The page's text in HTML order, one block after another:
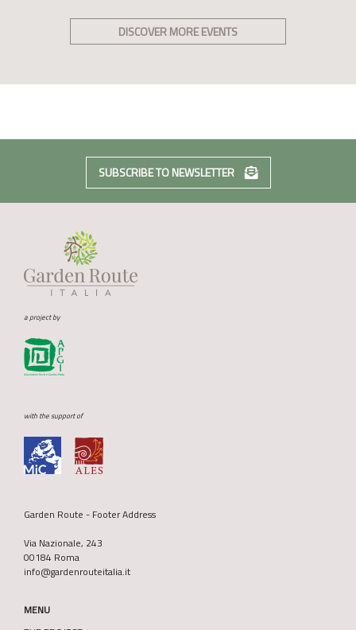
DISCOVER MORE EVENTS
SUBSCRIBE TO NEWSLETTER
a project by
with the support of
Garden Route - Footer Address
Via Nazionale, 243
00184 Roma
info@gardenrouteitalia.it
MENU